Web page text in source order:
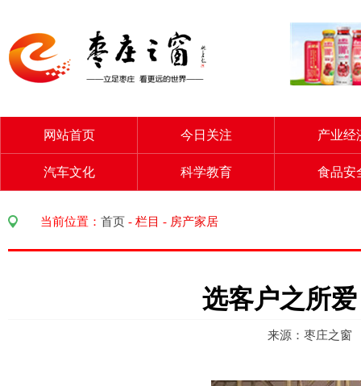
网站首页 今日关注 产业经
汽车文化 科学教育 食品安
当前位置： 首页 - 栏目 - 房产家居
选客户之所
来源：枣庄之